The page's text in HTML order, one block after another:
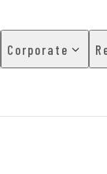
Corporate